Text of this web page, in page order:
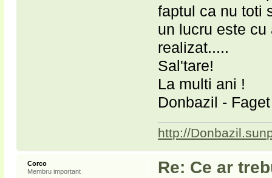
faptul ca nu toti
un lucru este
realizat.....
Sal'tare!
La multi ani !
Donbazil - Faget
http://
Re: Ce ar
Corco
Membru important